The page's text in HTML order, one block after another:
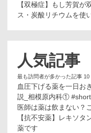
【双極症】もし芳賀
ス・炭酸リチウムを使
人気記事
最も訪問者が多かった記事
血圧下げる薬を一日お
説_相模原内科①
医師は薬は飲まない？
【抗不安薬】レキソ
薬です